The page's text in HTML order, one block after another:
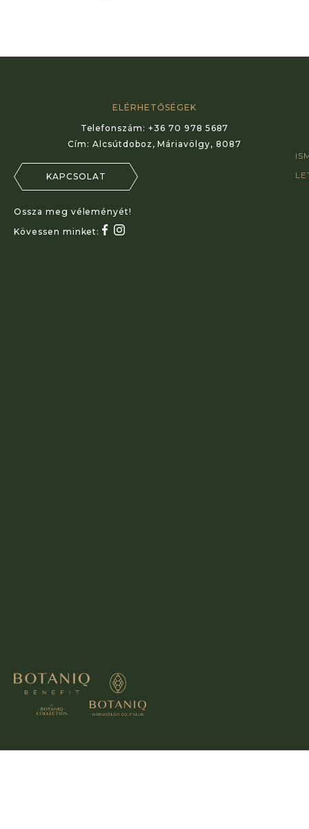
ELÉRHETŐSÉGEK
Telefonszám:+36 70 978 5687
Cím: Alcsútdoboz, Máriavölgy, 8087
KAPCSOLAT
Ossza meg véleményét!
Kövessen minket: